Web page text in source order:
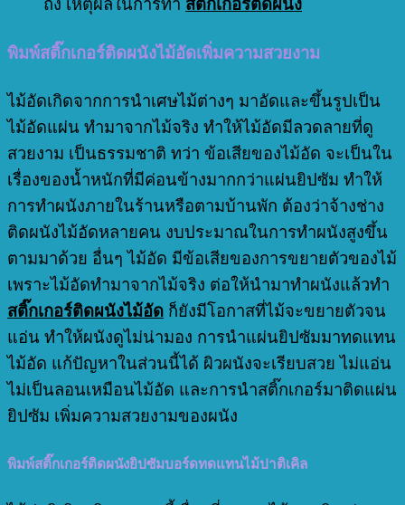
ถึง เหตุผลในการทำ สติ๊กเกอร์ติดผนัง
พิมพ์สติ๊กเกอร์ติดผนังไม้อัดเพิ่มความสวยงาม
ไม้อัดเกิดจากการนำเศษไม้ต่างๆ มาอัดและขึ้นรูปเป็น
ไม้อัดแผ่น ทำมาจากไม้จริง ทำให้ไม้อัดมีลวดลายที่ดู
สวยงาม เป็นธรรมชาติ ทว่า ข้อเสียของไม้อัด จะเป็นใน
เรื่องของน้ำหนักที่มีค่อนข้างมากกว่าแผ่นยิปซัม ทำให้
การทำผนังภายในร้านหรือตามบ้านพัก ต้องว่าจ้างช่าง
ติดผนังไม้อัดหลายคน งบประมาณในการทำผนังสูงขึ้น
ตามมาด้วย อื่นๆ ไม้อัด มีข้อเสียของการขยายตัวของไม้
เพราะไม้อัดทำมาจากไม้จริง ต่อให้นำมาทำผนังแล้วทำ
สติ๊กเกอร์ติดผนังไม้อัด ก็ยังมีโอกาสที่ไม้จะขยายตัวจน
แอ่น ทำให้ผนังดูไม่น่ามอง การนำแผ่นยิปซัมมาทดแทน
ไม้อัด แก้ปัญหาในส่วนนี้ได้ ผิวผนังจะเรียบสวย ไม่แอ่น
ไม่เป็นลอนเหมือนไม้อัด และการนำสติ๊กเกอร์มาติดแผ่น
ยิปซัม เพิ่มความสวยงามของผนัง
พิมพ์สติ๊กเกอร์ติดผนังยิปซัมบอร์ดทดแทนไม้ปาติเคิล